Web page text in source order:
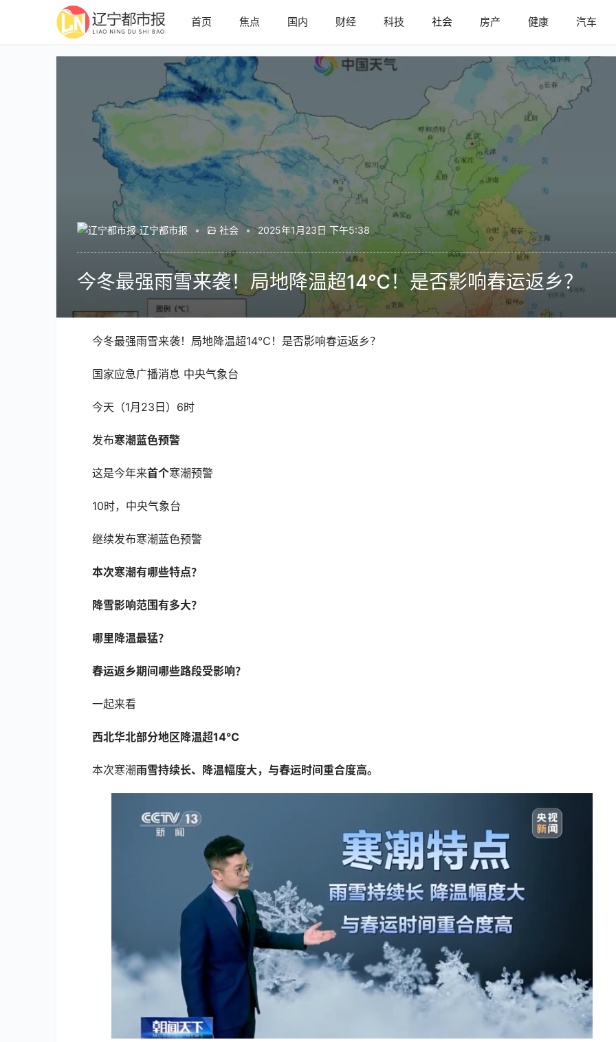
首页 焦点 国内 财经 科技 社会 房产 健康 汽车
辽宁都市报 • 社会 • 2025年1月23日 下午5:38
今冬最强雨雪来袭！局地降温超14℃！是否影响春运返乡？
今冬最强雨雪来袭！局地降温超14℃！是否影响春运返乡？
国家应急广播消息 中央气象台
今天（1月23日）6时
发布寒潮蓝色预警
这是今年来首个寒潮预警
10时，中央气象台
继续发布寒潮蓝色预警
本次寒潮有哪些特点？
降雪影响范围有多大？
哪里降温最猛？
春运返乡期间哪些路段受影响？
一起来看
西北华北部分地区降温超14℃
本次寒潮雨雪持续长、降温幅度大，与春运时间重合度高。